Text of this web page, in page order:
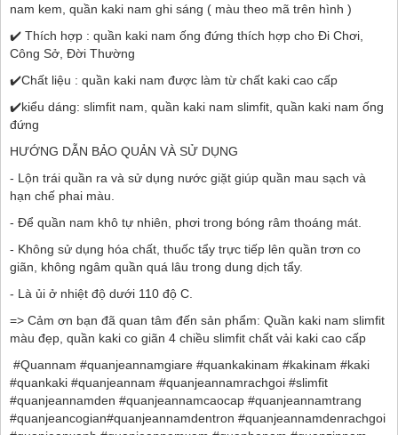
nam kem, quần kaki nam ghi sáng ( màu theo mã trên hình )
✔️ Thích hợp : quần kaki nam ống đứng thích hợp cho Đi Chơi,
Công Sở, Đời Thường
✔️Chất liệu : quần kaki nam được làm từ chất kaki cao cấp
✔️kiểu dáng: slimfit nam, quần kaki nam slimfit, quần kaki nam ống
đứng
HƯỚNG DẪN BẢO QUẢN VÀ SỬ DỤNG
- Lộn trái quần ra và sử dụng nước giặt giúp quần mau sạch và
hạn chế phai màu.
- Để quần nam khô tự nhiên, phơi trong bóng râm thoáng mát.
- Không sử dụng hóa chất, thuốc tẩy trực tiếp lên quần trơn co
giãn, không ngâm quần quá lâu trong dung dịch tẩy.
- Là ủi ở nhiệt độ dưới 110 độ C.
=> Cảm ơn bạn đã quan tâm đến sản phẩm: Quần kaki nam slimfit
màu đẹp, quần kaki co giãn 4 chiều slimfit chất vải kaki cao cấp
#Quannam #quanjeannamgiare #quankakinam #kakinam #kaki
#quankaki #quanjeannam #quanjeannamrachgoi #slimfit
#quanjeannamden #quanjeannamcaocap #quanjeannamtrang
#quanjeancogian#quanjeannamdentron #quanjeannamdenrachgoi